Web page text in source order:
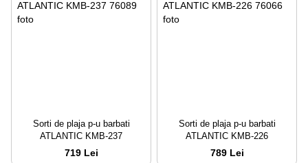
Sorti de plaja p-u barbati
ATLANTIC KMB-237
719 Lei
Sorti de plaja p-u barbati
ATLANTIC KMB-226
789 Lei